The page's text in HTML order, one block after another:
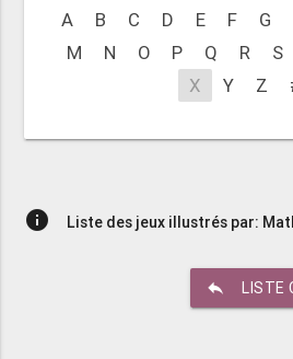
A B C D E F G
M
N O P Q R S
X
Y Z
info Liste des jeux illustrés par:
reply LISTE